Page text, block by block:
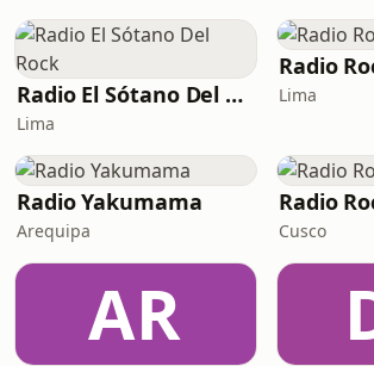
Radio El Sótano Del Rock
Lima
Radio
Lima
Radio Yakumama
Arequipa
Radio
Cusco
AR